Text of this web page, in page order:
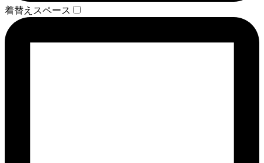
着替えスペース